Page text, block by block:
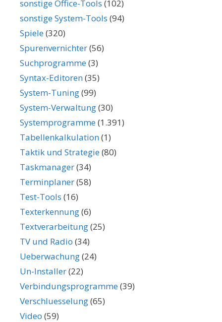
sonstige Office-Tools (102)
sonstige System-Tools (94)
Spiele(320)
Spurenvernichter(56)
Suchprogramme(3)
Syntax-Editoren(35)
System-Tuning(99)
System-Verwaltung(30)
Systemprogramme(1.391)
Tabellenkalkulation(1)
Taktik und Strategie(80)
Taskmanager(34)
Terminplaner(58)
Test-Tools (16)
Texterkennung(6)
Textverarbeitung(25)
TV und Radio (34)
Ueberwachung(24)
Un-Installer(22)
Verbindungsprogramme(39)
Verschluesselung(65)
Video (59)